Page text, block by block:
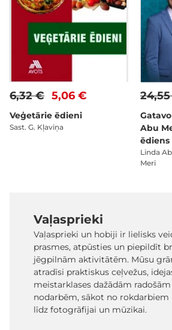
5,06 €
6,32 €
Veģetārie ēdieni
Sast. G. Kļaviņa
Abu
ēdiens
Linda
Meri
Vaļasprieki
Vaļasprieki un hobiji ir lielisks
prasmes, atpūsties un piepildīt
jēgpilnām aktivitātēm. Mūsu
atradīsi praktiskus ceļvežus,
meistarklases dažādām
nodarbēm, sākot no rokdarbiem
līdz fotogrāfijai un mūzikai.